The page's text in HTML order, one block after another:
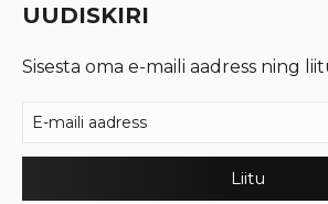
UUDISKIRI
Sisesta oma e-maili aadress ning